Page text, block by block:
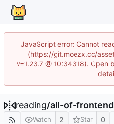
JavaScript error: Cannot
(https://git.moezx.cc/
v=1.23.7 @ 10:34318). Open
reading/all-of-frontend
Watch 2 Star 0